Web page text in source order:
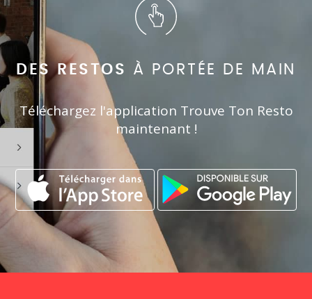
DES RESTOS À PORTÉE DE MAIN
Téléchargez l'application Trouve Ton Resto
maintenant !